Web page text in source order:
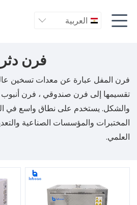
العربية  
فرن دثر
فرن المفل عبارة عن معدات تسخين
تقسيمها إلى فرن صندوقي ، فرن أنبوب
والشكل. يستخدم على نطاق واسع في
المختبرات والمؤسسات الصناعية
العلمي.